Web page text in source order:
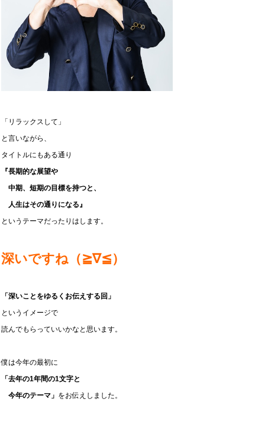
「リラックスして」
と言いながら、
タイトルにもある通り
『長期的な展望や
中期、短期の目標を持つと、
人生はその通りになる』
というテーマだったりはします。
深いですね（≧∇≦）
「深いことをゆるくお伝えする回」
というイメージで
読んでもらっていいかなと思います。
僕は今年の最初に
「去年の1年間の1文字と
今年のテーマ」 をお伝えしました。